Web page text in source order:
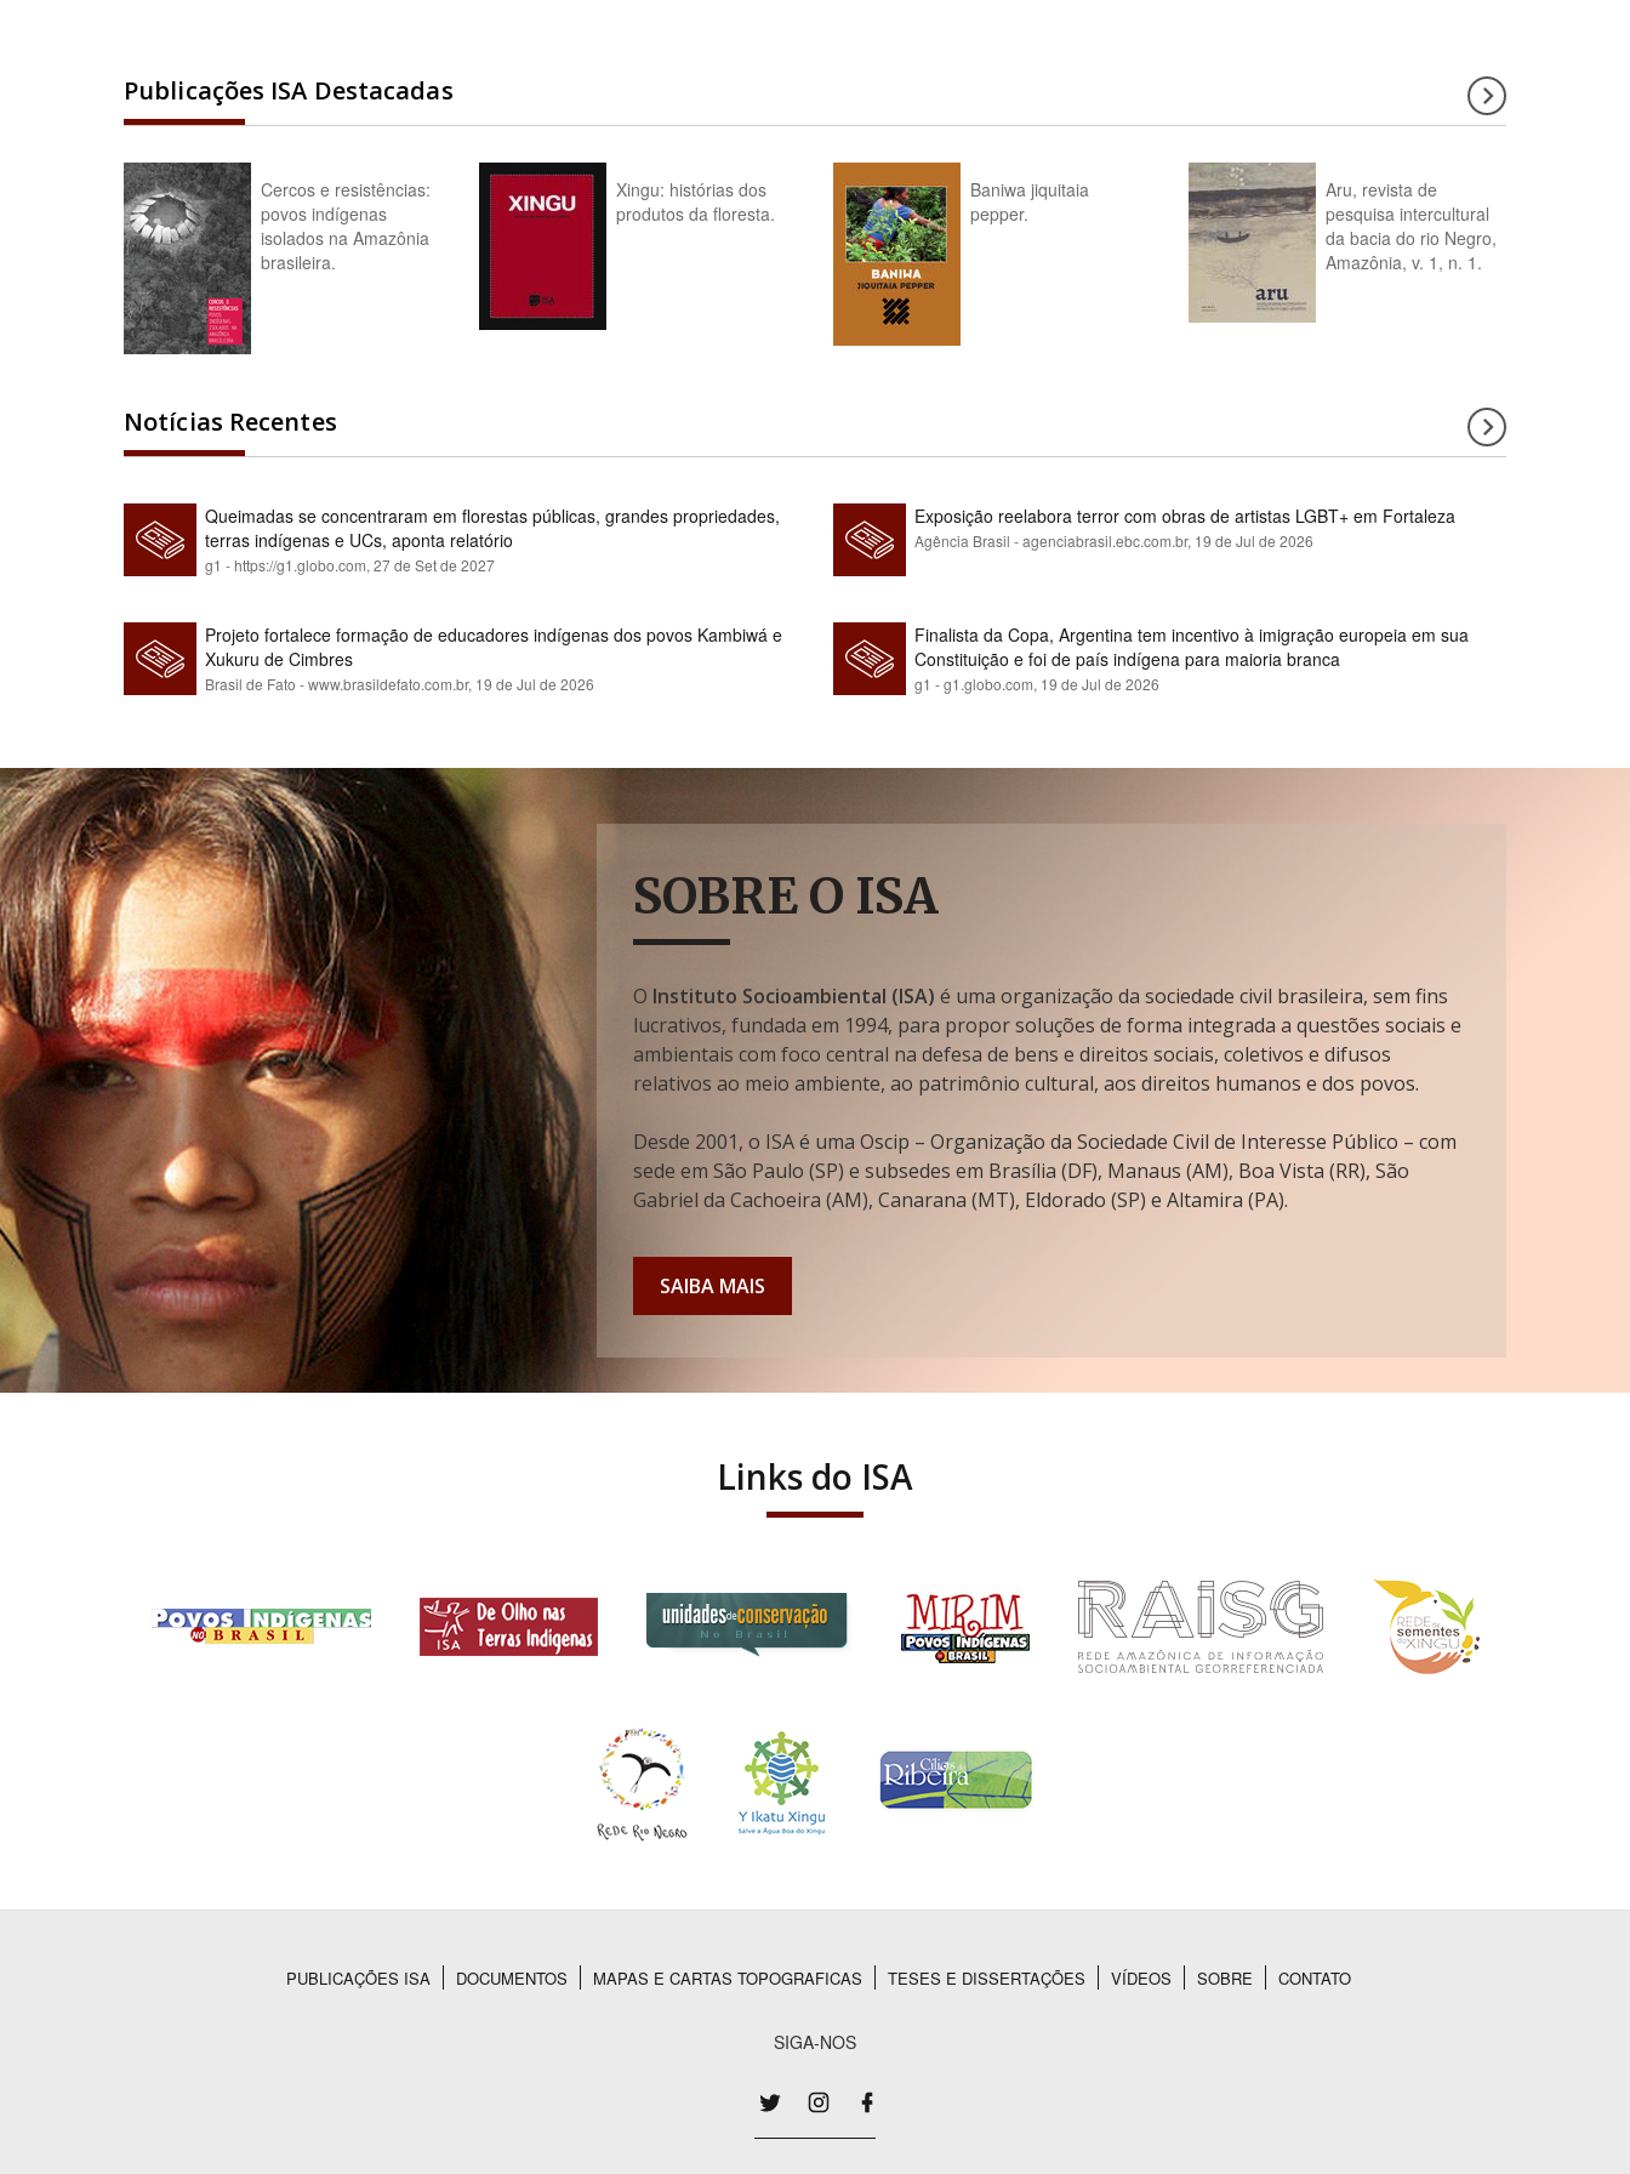
Publicações ISA Destacadas
Cercos e resistências:
povos indígenas
isolados na Amazônia
brasileira.
Xingu: histórias dos
produtos da floresta.
Baniwa jiquitaia
pepper.
Aru, revista de
pesquisa intercultural
da bacia do rio Negro,
Amazônia, v. 1, n. 1.
Notícias Recentes
Queimadas se concentraram em florestas públicas, grandes propriedades,
terras indígenas e UCs, aponta relatório
g1 - https://g1.globo.com, 27 de Set de 2027
Exposição reelabora terror com obras de artistas LGBT+ em Fortaleza
Agência Brasil - agenciabrasil.ebc.com.br, 19 de Jul de 2026
Projeto fortalece formação de educadores indígenas dos povos Kambiwá e
Xukuru de Cimbres
Brasil de Fato - www.brasildefato.com.br, 19 de Jul de 2026
Finalista da Copa, Argentina tem incentivo à imigração europeia em sua
Constituição e foi de país indígena para maioria branca
g1 - g1.globo.com, 19 de Jul de 2026
SOBRE O ISA
O Instituto Socioambiental (ISA) é uma organização da sociedade civil brasileira, sem fins
lucrativos, fundada em 1994, para propor soluções de forma integrada a questões sociais e
ambientais com foco central na defesa de bens e direitos sociais, coletivos e difusos
relativos ao meio ambiente, ao patrimônio cultural, aos direitos humanos e dos povos.
Desde 2001, o ISA é uma Oscip – Organização da Sociedade Civil de Interesse Público – com
sede em São Paulo (SP) e subsedes em Brasília (DF), Manaus (AM), Boa Vista (RR), São
Gabriel da Cachoeira (AM), Canarana (MT), Eldorado (SP) e Altamira (PA).
SAIBA MAIS
Links do ISA
PUBLICAÇÕES ISA DOCUMENTOS MAPAS E CARTAS TOPOGRAFICAS TESES E DISSERTAÇÕES VÍDEOS SOBRE CONTATO
SIGA-NOS